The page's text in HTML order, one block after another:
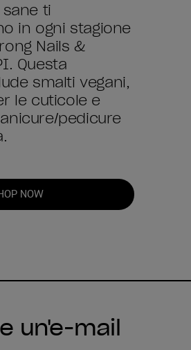
sane ti
in ogni stagione
Nails &
Questa
smalti vegani,
le cuticole e
pedicure
NOW
un'e-mail